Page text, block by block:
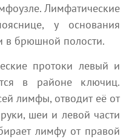
Лимфатические
у основания
в брюшной полости.
протоки левый и
в районе ключиц.
лимфы, отводит её от
шеи и левой части
лимфу от правой